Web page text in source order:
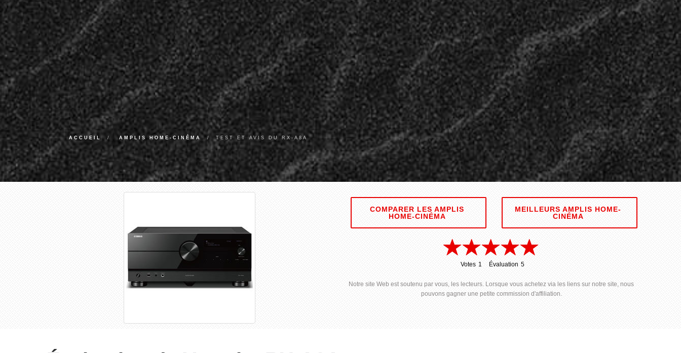
ACCUEIL AMPLIS HOME-CINÉMA TEST ET AVIS DU RX-A8A
COMPARER LES AMPLIS
HOME-CINÉMA
MEILLEURS AMPLIS HOME-
CINÉMA
Votes 1
Évaluation 5
Notre site Web est soutenu par vous, les lecteurs. Lorsque vous achetez via les liens sur notre site, nous
pouvons gagner une petite commission d'affiliation.